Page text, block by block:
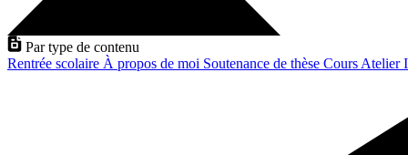
Par type de contenu
Rentrée scolaire À propos de moi Soutenance de thèse Cours Atelier